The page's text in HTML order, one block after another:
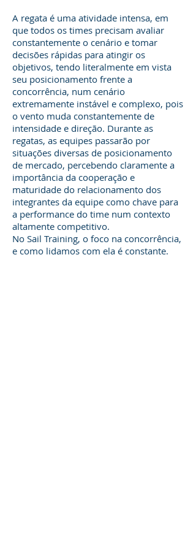
A regata é uma atividade intensa, em
que todos os times precisam avaliar
constantemente o cenário e tomar
decisões rápidas para atingir os
objetivos, tendo literalmente em vista
seu posicionamento frente a
concorrência, num cenário
extremamente instável e complexo, pois
o vento muda constantemente de
intensidade e direção. Durante as
regatas, as equipes passarão por
situações diversas de posicionamento
de mercado, percebendo claramente a
importância da cooperação e
maturidade do relacionamento dos
integrantes da equipe como chave para
a performance do time num contexto
altamente competitivo.
No Sail Training, o foco na concorrência,
e como lidamos com ela é constante.